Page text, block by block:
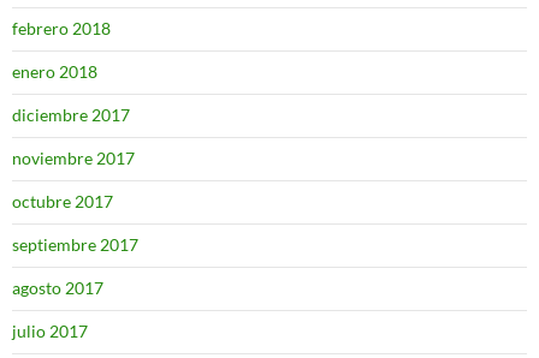
febrero 2018
enero 2018
diciembre 2017
noviembre 2017
octubre 2017
septiembre 2017
agosto 2017
julio 2017